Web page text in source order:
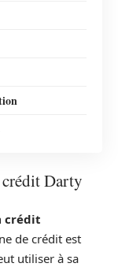
Darty
crédit
de crédit est
utiliser à sa